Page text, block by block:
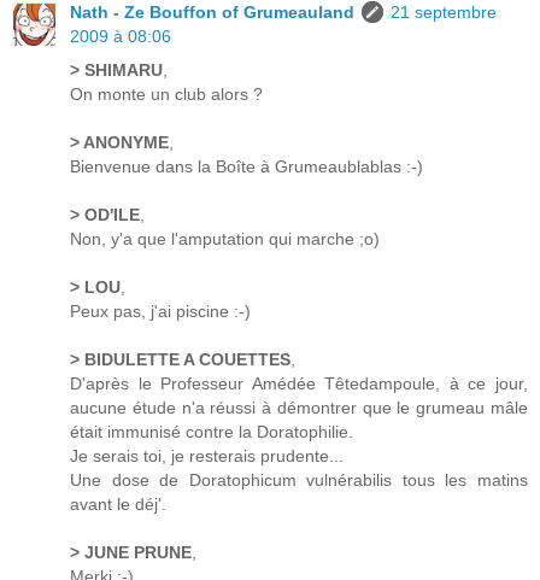
Nath - Ze Bouffon of Grumeauland
21 septembre
2009 à 08:06
> SHIMARU
On monte un club alors ?
> ANONYME
Bienvenue dans la Boîte à Grumeaublablas :-)
> OD'ILE
Non, y'a que l'amputation qui marche ;o)
> LOU
Peux pas, j'ai piscine :-)
> BIDULETTE A COUETTES
D'après le Professeur Amédée Têtedampoule, à ce jour,
aucune étude n'a réussi à démontrer que le grumeau mâle
était immunisé contre la Doratophilie.
Je serais toi, je resterais prudente...
Une dose de Doratophicum vulnérabilis tous les matins
avant le déj'.
> JUNE PRUNE
Merki :-)